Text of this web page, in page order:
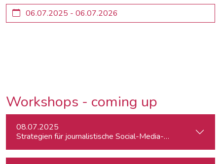
Workshops - coming up
08.07.2025
Strategien für journalistische Social-Media-Recherchen